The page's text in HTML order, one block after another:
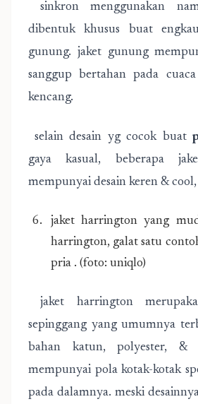
sinkron menggunakan
dibentuk khusus buat
gunung. jaket gunung
sanggup bertahan pada
kencang.
selain desain yg cocok buat
gaya kasual, beberapa
mempunyai desain keren &
jaket harrington yang
harrington, galat satu
pria . (foto: uniqlo)
jaket harrington
sepinggang yang umumnya
bahan katun, polyester,
mempunyai pola kotak-kotak
pada dalamnya. meski